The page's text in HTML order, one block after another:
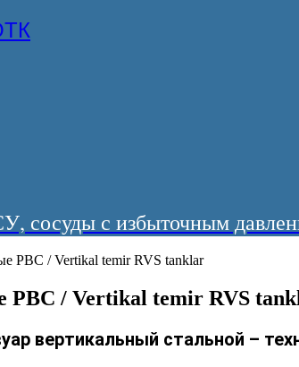
с избыточным
РВС / Vertikal temir RVS tanklar
РВС / Vertikal temir RVS
вертикальный стальной –